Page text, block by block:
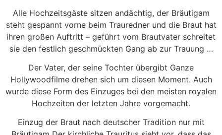
Alle Hochzeitsgäste sitzen andächtig, der Bräutigam
steht gespannt vorne beim Trauredner und die Braut hat
ihren großen Auftritt – geführt vom Brautvater schreitet
sie den festlich geschmückten Gang ab zur Trauung …
Der Vater, der seine Tochter übergibt Ganze
Hollywoodfilme drehen sich um diesen Moment. Auch
wurde diese Form des Einzuges bei den meisten royalen
Hochzeiten der letzten Jahre vorgemacht.
Einzug der Braut nach deutscher Tradition nur mit